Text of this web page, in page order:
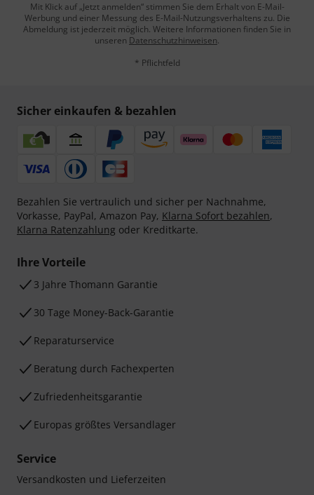
Mit Klick auf „Jetzt anmelden“ stimmen Sie dem Erhalt von E-Mail-
Werbung und einer Messung des E-Mail-Nutzungsverhaltens zu. Die
Abmeldung ist jederzeit möglich. Weitere Informationen finden Sie in
unseren Datenschutzhinweisen.
* Pflichtfeld
Sicher einkaufen & bezahlen
Bezahlen Sie vertraulich und sicher per Nachnahme,
Vorkasse, PayPal, Amazon Pay, Klarna Sofort bezahlen,
Klarna Ratenzahlung oder Kreditkarte.
Ihre Vorteile
3 Jahre Thomann Garantie
30 Tage Money-Back-Garantie
Reparaturservice
Beratung durch Fachexperten
Zufriedenheitsgarantie
Europas größtes Versandlager
Service
Versandkosten und Lieferzeiten